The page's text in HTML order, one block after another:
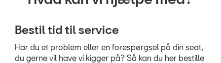
JOB OG KARRIERE
Bestil tid til service
Har du et problem eller en forespørgsel på din seat,
du gerne vil have vi kigger på? Så kan du her bestille